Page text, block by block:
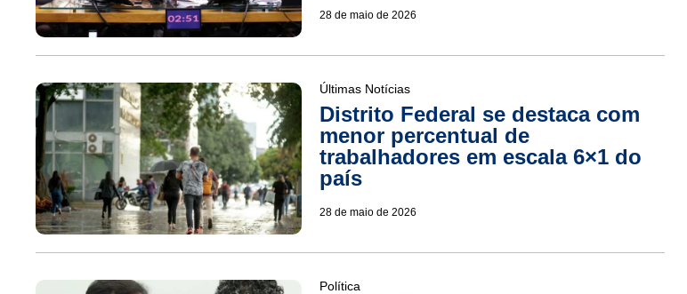
28 de maio de 2026
Últimas Notícias
Distrito Federal se destaca com
menor percentual de
trabalhadores em escala 6×1 do
país
28 de maio de 2026
Política